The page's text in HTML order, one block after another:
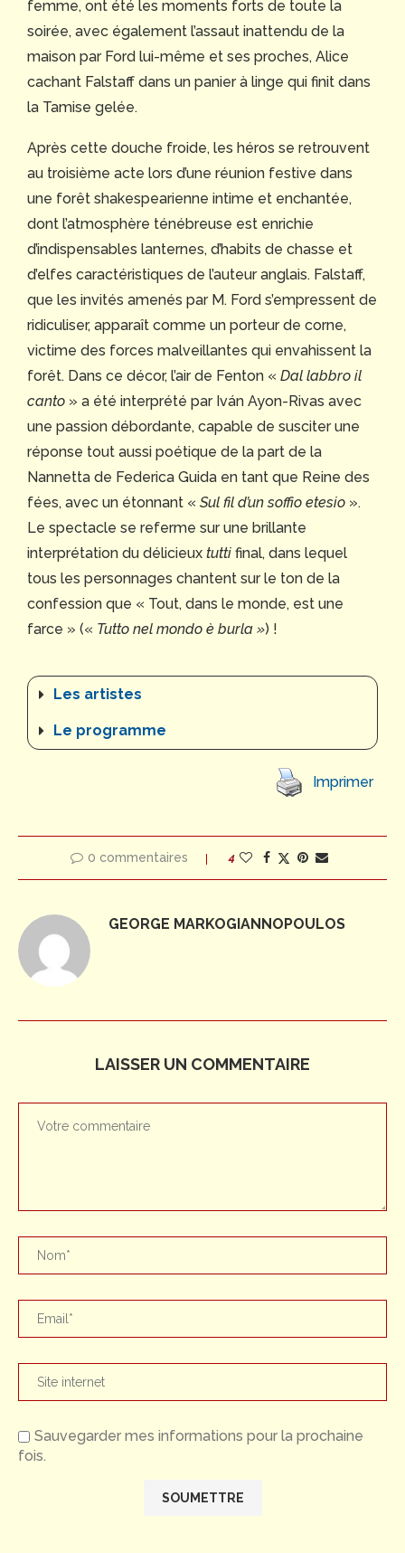
femme, ont été les moments forts de toute la
soirée, avec également l’assaut inattendu de la
maison par Ford lui-même et ses proches, Alice
cachant Falstaff dans un panier à linge qui finit dans
la Tamise gelée.
Après cette douche froide, les héros se retrouvent
au troisième acte lors d’une réunion festive dans
une forêt shakespearienne intime et enchantée,
dont l’atmosphère ténébreuse est enrichie
d’indispensables lanternes, d’habits de chasse et
d’elfes caractéristiques de l’auteur anglais. Falstaff,
que les invités amenés par M. Ford s’empressent de
ridiculiser, apparaît comme un porteur de corne,
victime des forces malveillantes qui envahissent la
forêt. Dans ce décor, l’air de Fenton « Dal labbro il
canto » a été interprété par Iván Ayon-Rivas avec
une passion débordante, capable de susciter une
réponse tout aussi poétique de la part de la
Nannetta de Federica Guida en tant que Reine des
fées, avec un étonnant « Sul fil d’un soffio etesio ».
Le spectacle se referme sur une brillante
interprétation du délicieux tutti final, dans lequel
tous les personnages chantent sur le ton de la
confession que « Tout, dans le monde, est une
farce » (« Tutto nel mondo è burla ») !
Les artistes
Le programme
Imprimer
0 commentaires 4
GEORGE MARKOGIANNOPOULOS
LAISSER UN COMMENTAIRE
Sauvegarder mes informations pour la prochaine
fois.